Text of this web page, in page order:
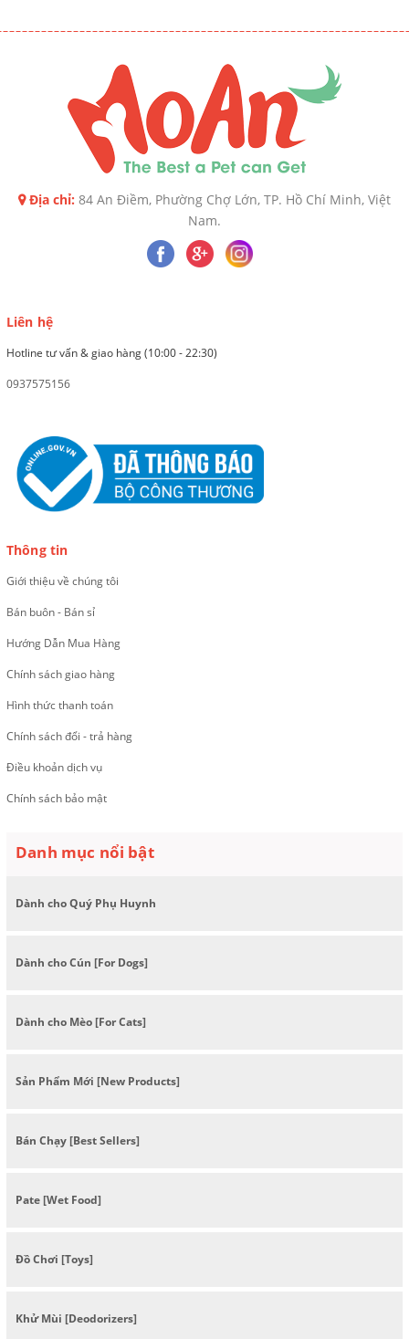
Địa chỉ: 84 An Điềm, Phường Chợ Lớn, TP. Hồ Chí Minh, Việt
Nam.
Liên hệ
Hotline tư vấn & giao hàng (10:00 - 22:30)
0937575156
Thông tin
Giới thiệu về chúng tôi
Bán buôn - Bán sỉ
Hướng Dẫn Mua Hàng
Chính sách giao hàng
Hình thức thanh toán
Chính sách đổi - trả hàng
Điều khoản dịch vụ
Chính sách bảo mật
Danh mục nổi bật
Dành cho Quý Phụ Huynh
Dành cho Cún [For Dogs]
Dành cho Mèo [For Cats]
Sản Phẩm Mới [New Products]
Bán Chạy [Best Sellers]
Pate [Wet Food]
Đồ Chơi [Toys]
Khử Mùi [Deodorizers]